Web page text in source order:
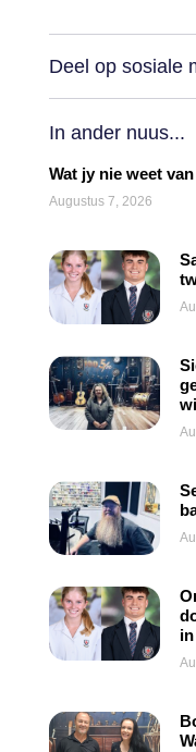
Deel op sosiale
In ander nuus...
Wat jy nie weet
Augustus 7, 2026